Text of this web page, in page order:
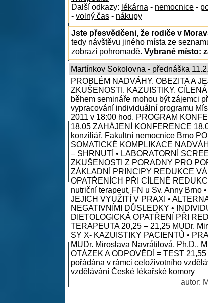
Další odkazy: lékárna - nemocnice -
- volný čas - nákupy
Jste přesvědčeni, že rodiče v
tedy návštěvu jiného místa ze
zobrazí pohromadě. Vybrané místo:
Martínkov Sokolovna - přednáška
PROBLÉM NADVÁHY. OBEZITA A
ZKUŠENOSTI. KAZUISTIKY.
během semináře mohou být zájemci
vypracování individuální programu
2011 v 18:00 hod. PROGRAM
18,05 ZAHÁJENÍ KONFERENCE
konziliář, Fakultní nemocnice Brno
SOMATICKÉ KOMPLIKACE
– SHRNUTÍ • LABORATORNÍ
ZKUŠENOSTI Z PORADNY PRO
ZÁKLADNÍ PRINCIPY REDUKCE
OPATŘENÍCH PŘI CÍLENÉ
nutriční terapeut, FN u Sv. Anny Brno
JEJICH VYUŽITÍ V PRAXI •
NEGATIVNÍMI DŮSLEDKY •
DIETOLOGICKÁ OPATŘENÍ PŘI
TERAPEUTA 20,25 – 21,25 MUDr.
SY X- KAZUISTIKY PACIENTŮ •
MUDr. Miroslava Navrátilová, Ph.D.,
OTÁZEK A ODPOVĚDÍ = TEST
pořádána v rámci celoživotního
vzdělávání České lékařské komory
autor: